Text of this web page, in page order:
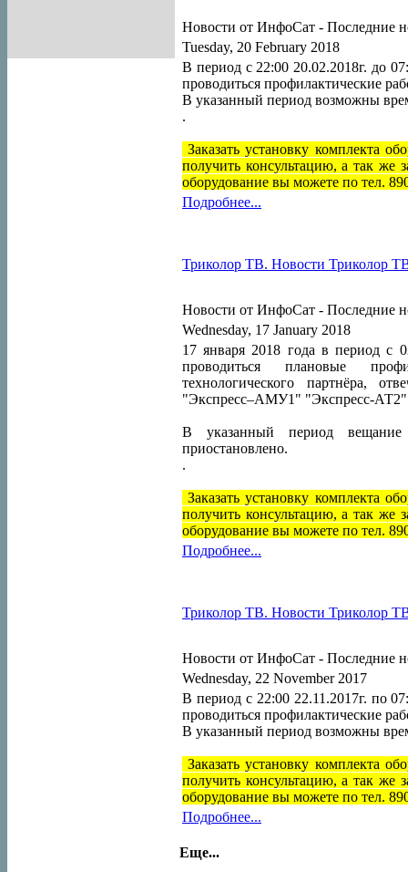
Новости от ИнфоСат - Последние
Tuesday, 20 February 2018
В период с 22:00 20.02.2018г. до
проводиться профилактические
В указанный период возможны
.
Заказать установку комплекта
получить консультацию, а так же
оборудование вы можете по тел.
Подробнее...
Триколор ТВ. Новости Триколор
Новости от ИнфоСат - Последние
Wednesday, 17 January 2018
17 января 2018 года в период с
проводиться плановые
технологического партнёра,
"Экспресс–АМУ1" "Экспресс-АТ2"
В указанный период
приостановлено.
.
Заказать установку комплекта
получить консультацию, а так же
оборудование вы можете по тел.
Подробнее...
Триколор ТВ. Новости Триколор
Новости от ИнфоСат - Последние
Wednesday, 22 November 2017
В период с 22:00 22.11.2017г. по
проводиться профилактические
В указанный период возможны
Заказать установку комплекта
получить консультацию, а так же
оборудование вы можете по тел.
Подробнее...
Еще...